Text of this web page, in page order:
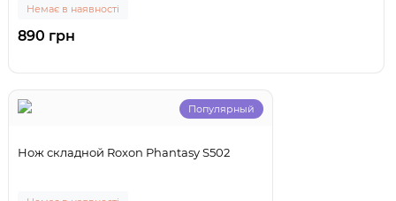
Немає в наявності
890 грн
Популярный
Нож складной Roxon Phantasy S502